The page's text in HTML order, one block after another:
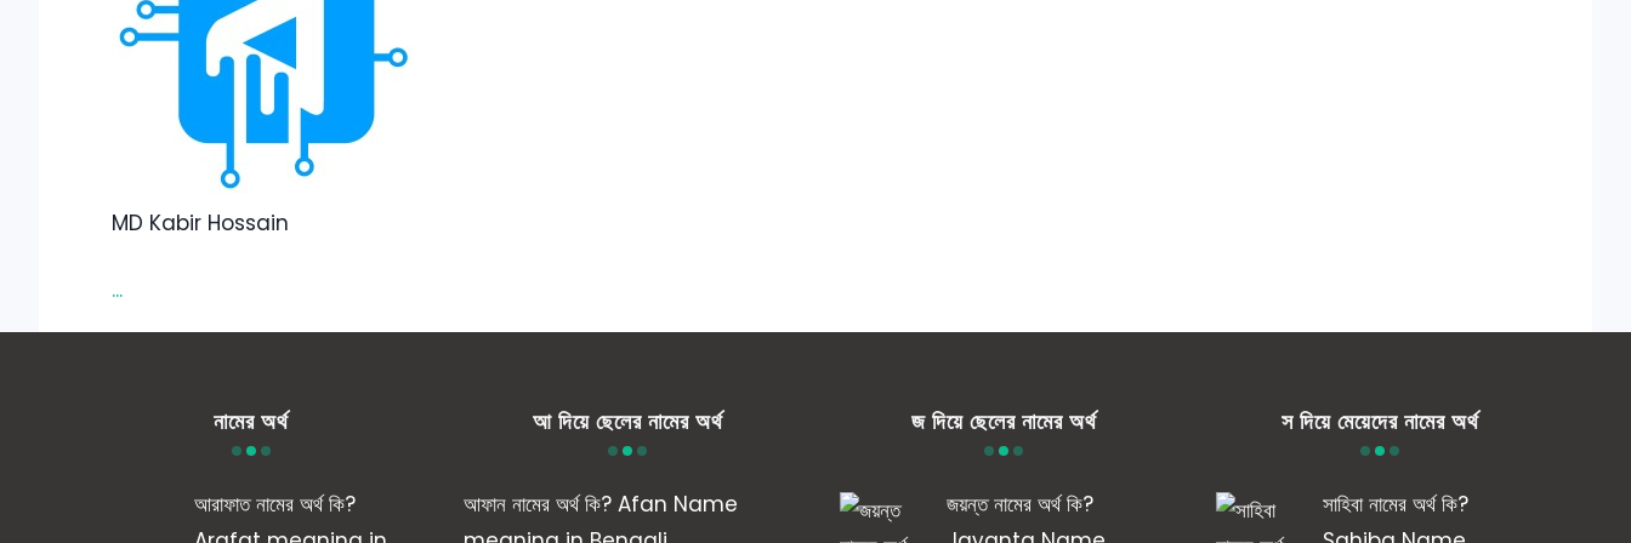
MD Kabir Hossain
...
নামের অর্থ
আরাফাত নামের অর্থ কি?
আ দিয়ে ছেলের নামের অর্থ
আফান নামের অর্থ কি? Afan Name
জ দিয়ে ছেলের নামের অর্থ
জয়ন্ত নামের অর্থ কি?
স দিয়ে মেয়েদের নামের অর্থ
সাহিবা নামের অর্থ কি?